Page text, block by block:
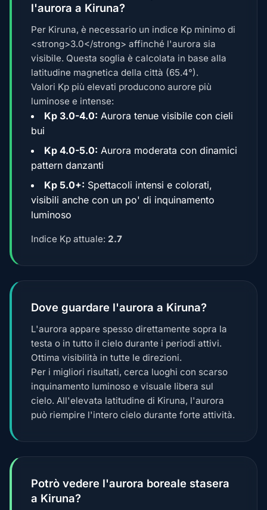
l'aurora a Kiruna?
Per Kiruna, è necessario un indice Kp minimo di
<strong>3.0</strong> affinché l'aurora sia
visibile. Questa soglia è calcolata in base alla
latitudine magnetica della città (65.4°).
Valori Kp più elevati producono aurore più
luminose e intense:
Kp 3.0-4.0: Aurora tenue visibile con cieli
bui
Kp 4.0-5.0: Aurora moderata con dinamici
pattern danzanti
Kp 5.0+: Spettacoli intensi e colorati,
visibili anche con un po' di inquinamento
luminoso
Indice Kp attuale: 2.7
Dove guardare l'aurora a Kiruna?
L'aurora appare spesso direttamente sopra la
testa o in tutto il cielo durante i periodi attivi.
Ottima visibilità in tutte le direzioni.
Per i migliori risultati, cerca luoghi con scarso
inquinamento luminoso e visuale libera sul
cielo. All'elevata latitudine di Kiruna, l'aurora
può riempire l'intero cielo durante forte attività.
Potrò vedere l'aurora boreale stasera
a Kiruna?